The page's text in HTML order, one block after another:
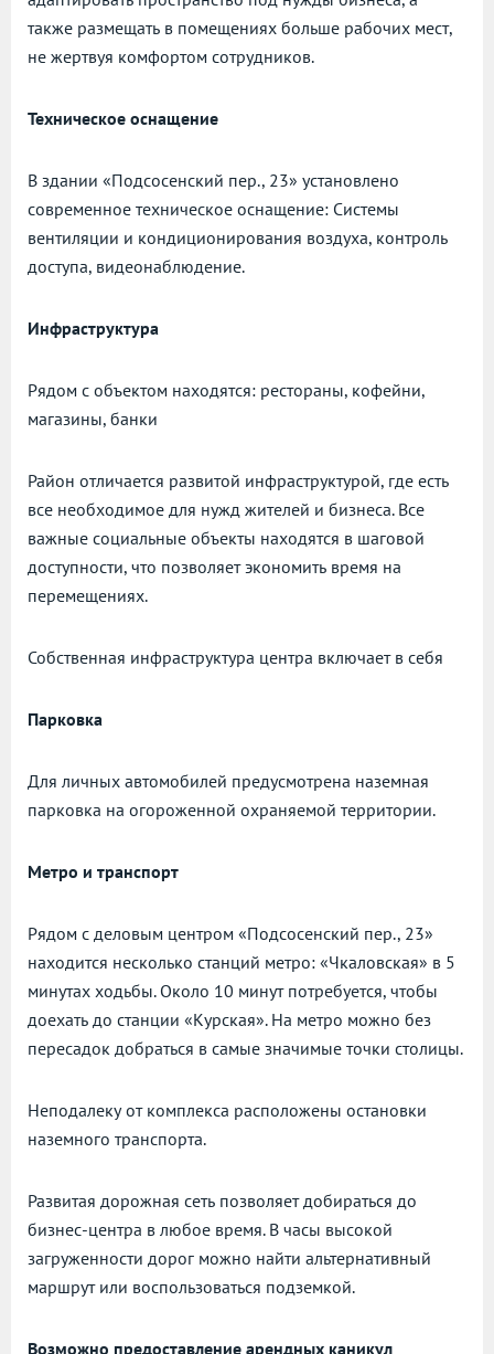
также размещать в помещениях больше рабочих мест,
не жертвуя комфортом сотрудников.
Техническое оснащение
В здании «Подсосенский пер., 23» установлено
современное техническое оснащение: Системы
вентиляции и кондиционирования воздуха, контроль
доступа, видеонаблюдение.
Инфраструктура
Рядом с объектом находятся: рестораны, кофейни,
магазины, банки
Район отличается развитой инфраструктурой, где есть
все необходимое для нужд жителей и бизнеса. Все
важные социальные объекты находятся в шаговой
доступности, что позволяет экономить время на
перемещениях.
Собственная инфраструктура центра включает в себя
Парковка
Для личных автомобилей предусмотрена наземная
парковка на огороженной охраняемой территории.
Метро и транспорт
Рядом с деловым центром «Подсосенский пер., 23»
находится несколько станций метро: «Чкаловская» в 5
минутах ходьбы. Около 10 минут потребуется, чтобы
доехать до станции «Курская». На метро можно без
пересадок добраться в самые значимые точки столицы.
Неподалеку от комплекса расположены остановки
наземного транспорта.
Развитая дорожная сеть позволяет добираться до
бизнес-центра в любое время. В часы высокой
загруженности дорог можно найти альтернативный
маршрут или воспользоваться подземкой.
Возможно предоставление арендных каникул